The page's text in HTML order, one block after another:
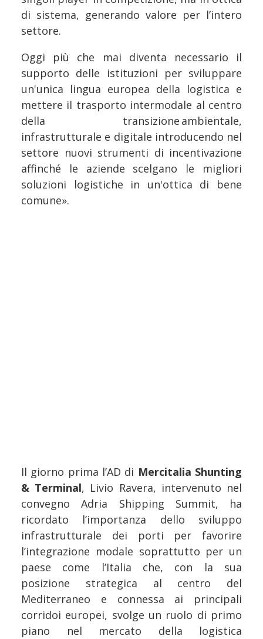
di sistema, generando valore per l’intero
settore.
Oggi più che mai diventa necessario il
supporto delle istituzioni per sviluppare
un'unica lingua europea della logistica e
mettere il trasporto intermodale al centro
della transizione ambientale,
infrastrutturale e digitale introducendo nel
settore nuovi strumenti di incentivazione
affinché le aziende scelgano le migliori
soluzioni logistiche in un'ottica di bene
comune».
Il giorno prima l’AD di Mercitalia Shunting
& Terminal, Livio Ravera, intervenuto nel
convegno Adria Shipping Summit, ha
ricordato l’importanza dello sviluppo
infrastrutturale dei porti per favorire
l’integrazione modale soprattutto per un
paese come l’Italia che, con la sua
posizione strategica al centro del
Mediterraneo e connessa ai principali
corridoi europei, svolge un ruolo di primo
piano nel mercato della logistica